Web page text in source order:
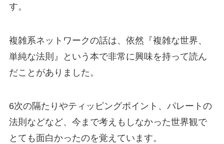
す。
複雑系ネットワークの話は、依然『複雑な世界、
単純な法則』という本で非常に興味を持って読ん
だことがありました。
6次の隔たりやティッピングポイント、パレートの
法則などなど、今まで考えもしなかった世界観で
とても面白かったのを覚えています。